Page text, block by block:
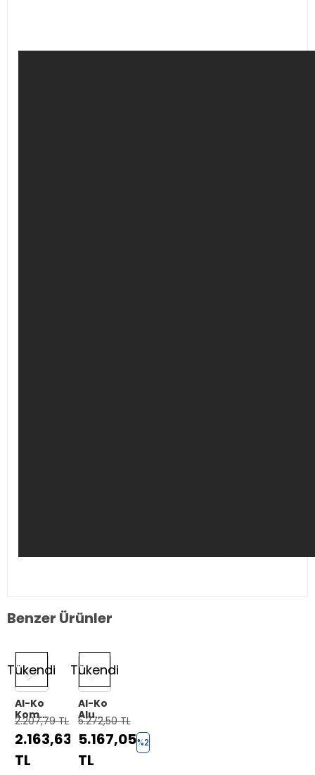
Benzer Ürünler
Tükendi
Al-Ko
Komfortkit
Destek
2.207,79 TL
2.163,63
TL
%2
Tükendi
Al-Ko
Alu
Optik
Renk
Ön
Cover
5.272,50 TL
5.167,05
TL
%2